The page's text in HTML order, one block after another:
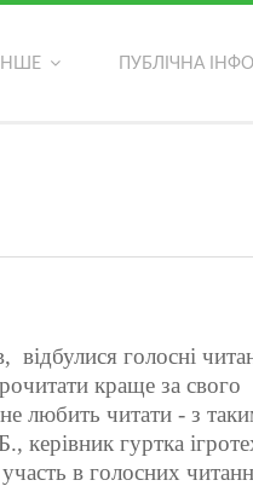
ІНШЕ ПУБЛІЧНА
відбулися голосні
краще за свого
любить читати - з
гуртка
в голосних